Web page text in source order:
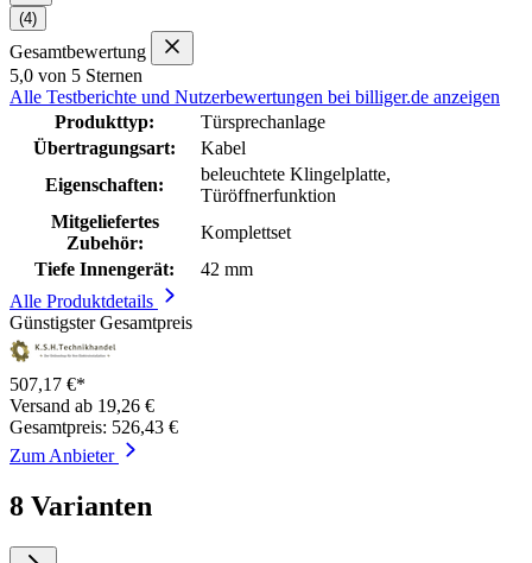
(4)
Gesamtbewertung
5,0 von 5 Sternen
Alle Testberichte und Nutzerbewertungen bei billiger.de anzeigen
Produkttyp:
Türsprechanlage
Übertragungsart:
Kabel
Eigenschaften:
beleuchtete Klingelplatte,
Türöffnerfunktion
Mitgeliefertes
Zubehör:
Komplettset
Tiefe Innengerät:
42 mm
Alle Produktdetails
Günstigster Gesamtpreis
507,17 €*
Versand ab 19,26 €
Gesamtpreis: 526,43 €
Zum Anbieter
8 Varianten